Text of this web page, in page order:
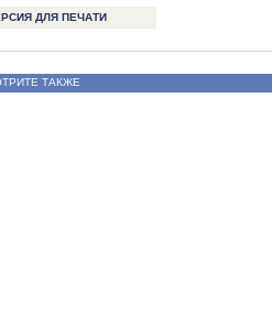
ДЛЯ ПЕЧАТИ
ТАКЖЕ